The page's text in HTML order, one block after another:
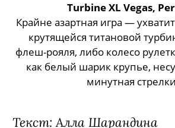
Turbine XL Vegas,
Крайне азартная игра —
крутящейся титановой
флеш-рояля, либо колесо
как белый шарик крупье,
минутная
Текст: Алла Шарандина